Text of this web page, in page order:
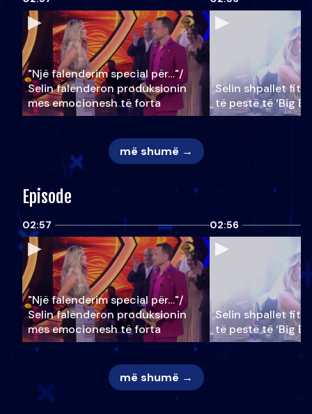
"Një falenderim special për…"/
Selin falënderon produksionin
mes emocionesh të forta
Selin shpallet
të pestë të ‘Big
më shumë →
Episode
02:57
"Një falenderim special për…"/
Selin falënderon produksionin
mes emocionesh të forta
02:56
Selin shpallet
të pestë të ‘Big
më shumë →